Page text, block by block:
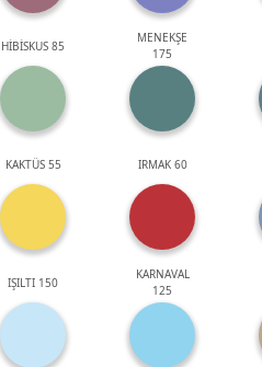
HİBİSKUS 85
MENEKŞE
175
KAKTÜS 55 IRMAK 60
IŞILTI 150
KARNAVAL
125